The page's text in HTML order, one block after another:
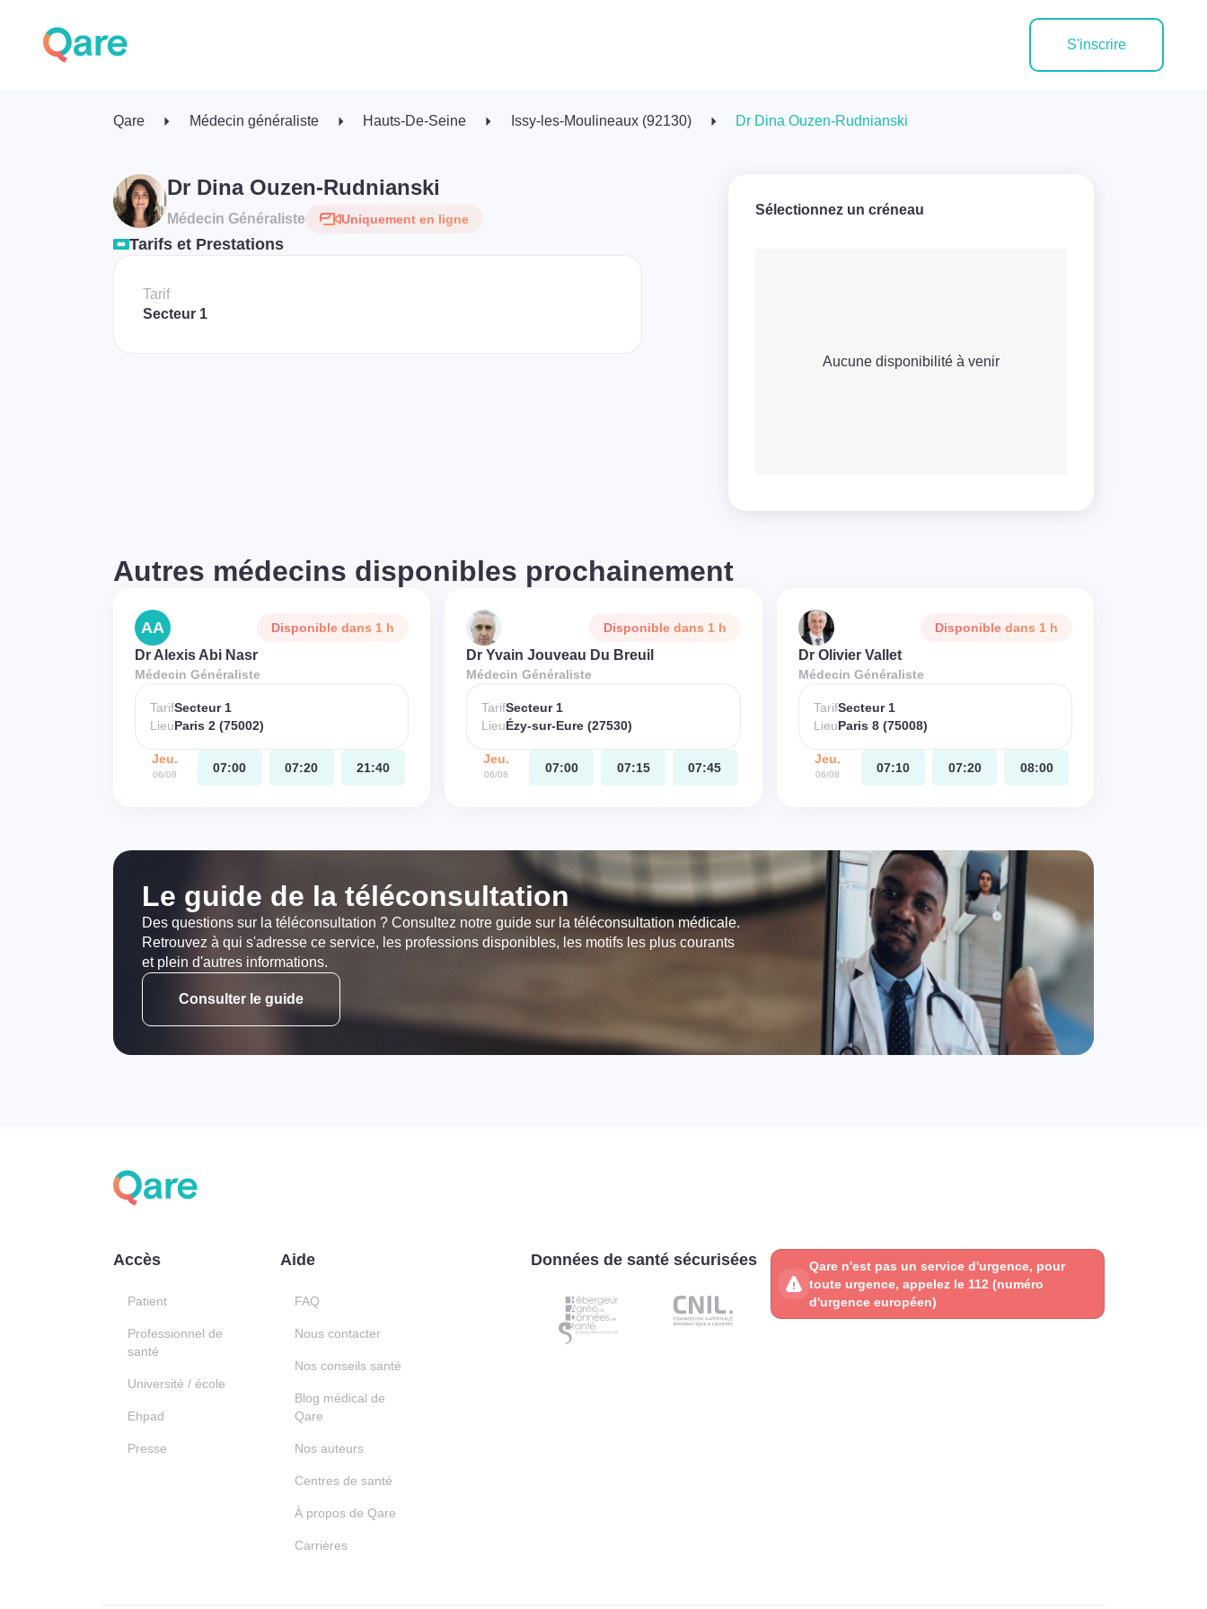
S'inscrire
Qare Médecin généraliste Hauts-De-Seine Issy-les-Moulineaux (92130) Dr Dina Ouzen-Rudnianski
Dr Dina Ouzen-Rudnianski
Médecin Généraliste Uniquement en ligne
Tarifs et Prestations
Tarif
Secteur 1
Sélectionnez un créneau
Aucune disponibilité à venir
Autres médecins disponibles prochainement
AA Disponible dans 1 h
Dr Alexis Abi Nasr
Médecin Généraliste
TarifSecteur 1
LieuParis 2 (75002)
Jeu.
06/08 07:00 07:20 21:40
Disponible dans 1 h
Dr Yvain Jouveau Du Breuil
Médecin Généraliste
TarifSecteur 1
LieuÉzy-sur-Eure (27530)
Jeu.
06/08 07:00 07:15 07:45
Disponible dans 1 h
Dr Olivier Vallet
Médecin Généraliste
TarifSecteur 1
LieuParis 8 (75008)
Jeu.
06/08 07:10 07:20 08:00
Le guide de la téléconsultation
Des questions sur la téléconsultation ? Consultez notre guide sur la téléconsultation médicale.
Retrouvez à qui s'adresse ce service, les professions disponibles, les motifs les plus courants
et plein d'autres informations.
Consulter le guide
Accès
Patient
Professionnel de
santé
Université / école
Ehpad
Presse
Aide
FAQ
Nous contacter
Nos conseils santé
Blog médical de
Qare
Nos auteurs
Centres de santé
À propos de Qare
Carrières
Données de santé sécurisées
Qare n'est pas un service d'urgence, pour
toute urgence, appelez le 112 (numéro
d'urgence européen)